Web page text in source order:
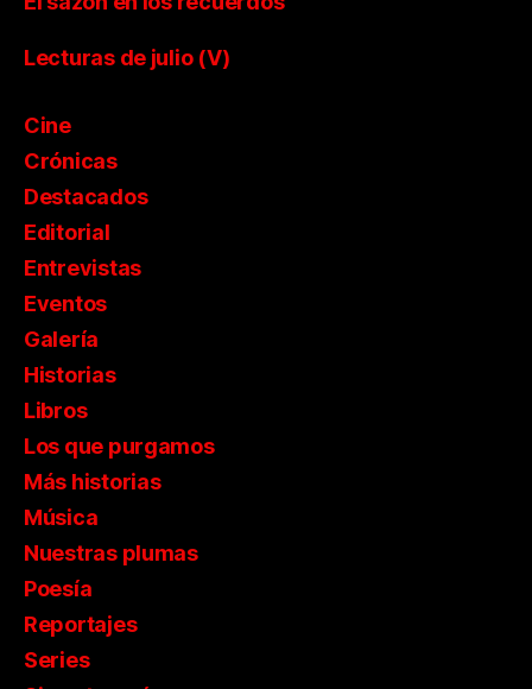
Lecturas de julio (V)
Cine
Crónicas
Destacados
Editorial
Entrevistas
Eventos
Galería
Historias
Libros
Los que purgamos
Más historias
Música
Nuestras plumas
Poesía
Reportajes
Series